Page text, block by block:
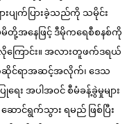
းပျက်ပြားခဲ့သည်ကို သမိုင်း
မိမိတို့အနေဖြင့် ဒီမိုကရေစီစနစ်ကို
ကြောင်း။ အလားတူဖက်ဒရယ်
ဆိုင်ရာအဆင့်အလိုက်၊ ဒေသ
ေး အပါအဝင် စီမံခန့်ခွဲမှုများ
ောင်ရွက်သွား ရမည် ဖြစ်ပြီး